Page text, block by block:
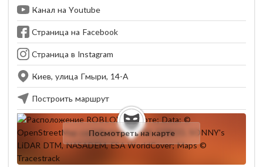
Канал на Youtube
Страница на Facebook
Страница в Instagram
Киев, улица Гмыри, 14-А
Построить маршрут
Посмотреть на карте